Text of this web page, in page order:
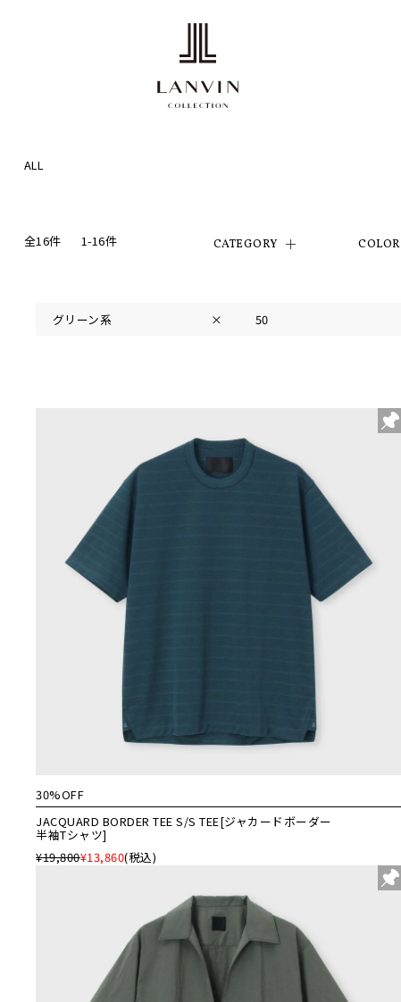
ALL
全16件 1-16件 CATEGORY COLOR
グリーン系 × 50
30%OFF
JACQUARD BORDER TEE S/S TEE[ジャカードボーダー
半袖Tシャツ]
¥19,800¥13,860(税込)